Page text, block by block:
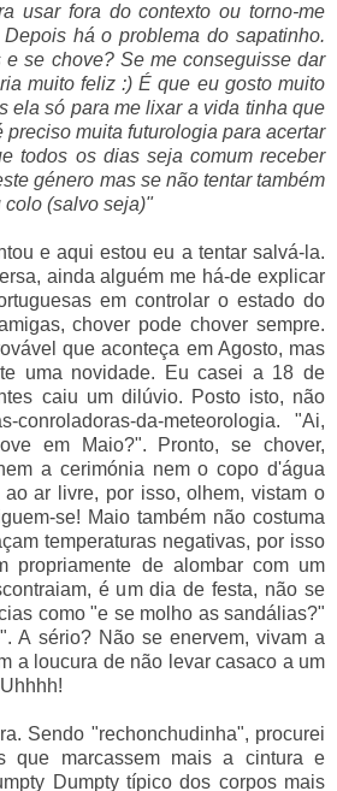
usar fora do contexto ou torno-me
Depois há o problema do sapatinho.
e se chove? Se me conseguisse dar
muito feliz :) É que eu gosto muito
ela só para me lixar a vida tinha que
preciso muita futurologia para acertar
todos os dias seja comum receber
género mas se não tentar também
colo (salvo seja)"
e aqui estou eu a tentar salvá-la.
ainda alguém me há-de explicar
em controlar o estado do
chover pode chover sempre.
que aconteça em Agosto, mas
uma novidade. Eu casei a 18 de
caiu um dilúvio. Posto isto, não
conroladoras-da-meteorologia. "Ai,
em Maio?". Pronto, se chover,
a cerimónia nem o copo d'água
ar livre, por isso, olhem, vistam o
se! Maio também não costuma
temperaturas negativas, por isso
propriamente de alombar com um
é um dia de festa, não se
como "e se molho as sandálias?"
A sério? Não se enervem, vivam a
a loucura de não levar casaco a um
Sendo "rechonchudinha", procurei
que marcassem mais a cintura e
Dumpty típico dos corpos mais